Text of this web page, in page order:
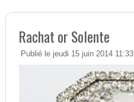
Rachat or Solente
Publié le jeudi 15 juin 2014 11:33